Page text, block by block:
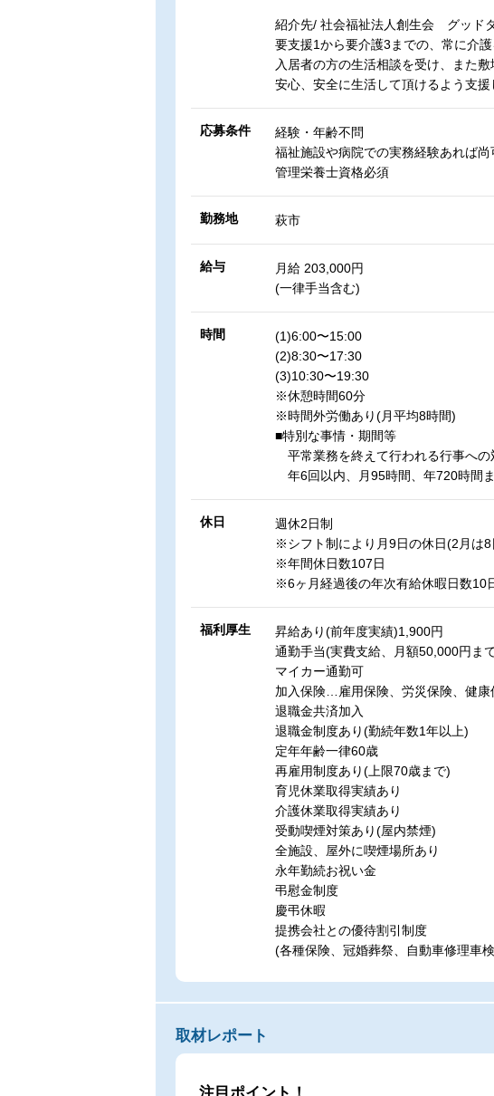
紹介先/ 社会福祉法人創生会 グッド
要支援1から要介護3までの、常に介
入居者の方の生活相談を受け、また
安心、安全に生活して頂けるよう支援
応募条件
経験・年齢不問
福祉施設や病院での実務経験あれば尚
管理栄養士資格必須
勤務地 萩市
給与
月給 203,000円
(一律手当含む)
時間
(1)6:00〜15:00
(2)8:30〜17:30
(3)10:30〜19:30
※休憩時間60分
※時間外労働あり(月平均8時間)
■特別な事情・期間等
平常業務を終えて行われる行事への
年6回以内、月95時間、年720時間
休日
週休2日制
※シフト制により月9日の休日(2月は8
※年間休日数107日
※6ヶ月経過後の年次有給休暇日数10
福利厚生
昇給あり(前年度実績)1,900円
通勤手当(実費支給、月額50,000円ま
マイカー通勤可
加入保険…雇用保険、労災保険、健康
退職金共済加入
退職金制度あり(勤続年数1年以上)
定年年齢一律60歳
再雇用制度あり(上限70歳まで)
育児休業取得実績あり
介護休業取得実績あり
受動喫煙対策あり(屋内禁煙)
全施設、屋外に喫煙場所あり
永年勤続お祝い金
弔慰金制度
慶弔休暇
提携会社との優待割引制度
(各種保険、冠婚葬祭、自動車修理車
取材レポート